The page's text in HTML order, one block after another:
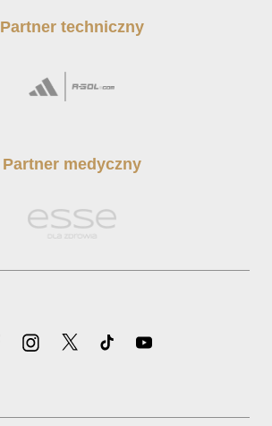
Partner techniczny
Partner medyczny